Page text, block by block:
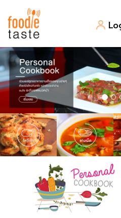
สูตรอาหาร
สูตรอาหารล่าสุด
Top Foodie
พาไปชิม
สารพันก้นครัว
เคล็ดลับน่ารู้
เปรียบเทียบหน่วยกา
เปรียบเทียบอุณหภูมิ
เปรียบเทียบน้ำหนักวั
FoodPedia
สร้าง Cookbook